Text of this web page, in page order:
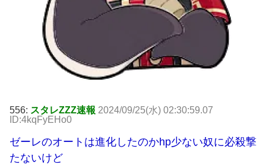
556: スタレZZZ速報 2024/09/25(水) 02:30:59.07
ID:4kqFyEHo0
ゼーレのオートは進化したのかhp少ない奴に必殺撃
たないけど